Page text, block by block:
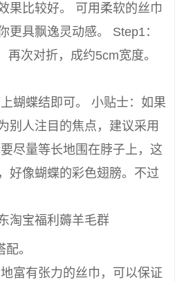
果比较好。 可用柔软的丝巾
更具飘逸灵动感。 Step1：
次对折，成约5cm宽度。
蝴蝶结即可。 小贴士：如果
别人注目的焦点，建议采用
尽量等长地围在脖子上，这
好像蝴蝶的彩色翅膀。不过
淘宝福利薅羊毛群
。
富有张力的丝巾，可以保证